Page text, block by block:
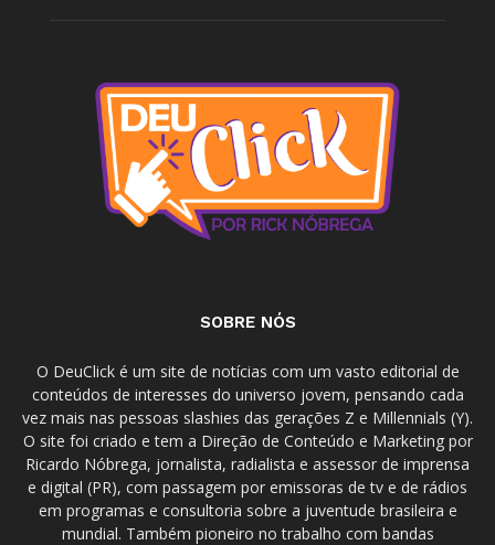
SOBRE NÓS
O DeuClick é um site de notícias com um vasto editorial de
conteúdos de interesses do universo jovem, pensando cada
vez mais nas pessoas slashies das gerações Z e Millennials (Y).
O site foi criado e tem a Direção de Conteúdo e Marketing por
Ricardo Nóbrega, jornalista, radialista e assessor de imprensa
e digital (PR), com passagem por emissoras de tv e de rádios
em programas e consultoria sobre a juventude brasileira e
mundial. Também pioneiro no trabalho com bandas